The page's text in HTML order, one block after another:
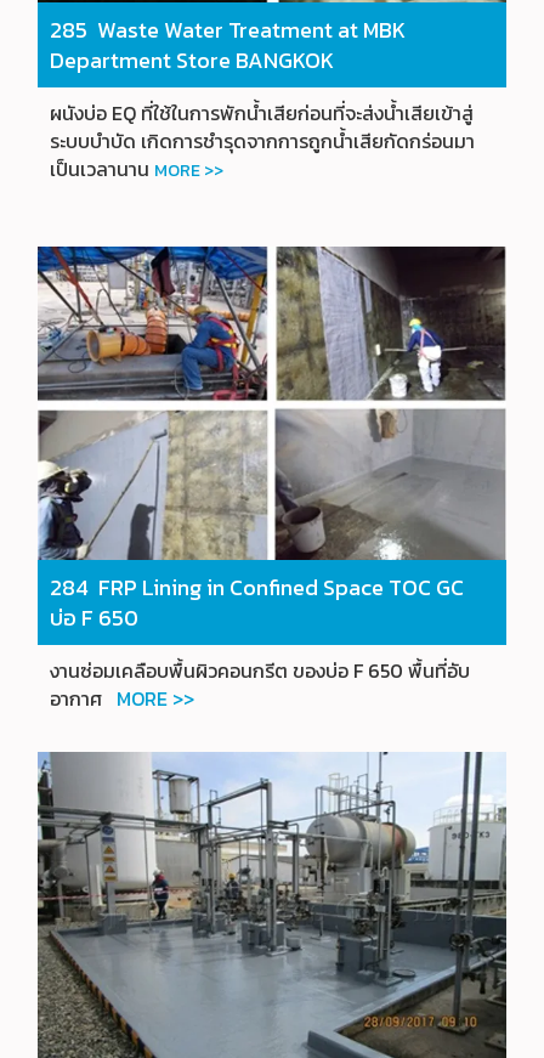
285 Waste Water Treatment at MBK
Department Store BANGKOK
ผนังบ่อ EQ ที่ใช้ในการพักน้ำเสียก่อนที่จะส่งน้ำเสียเข้าสู่
ระบบบำบัด เกิดการชำรุดจากการถูกน้ำเสียกัดกร่อนมา
เป็นเวลานาน MORE >>
284 FRP Lining in Confined Space TOC GC
บ่อ F 650
งานซ่อมเคลือบพื้นผิวคอนกรีต ของบ่อ F 650 พื้นที่อับ
อากาศ MORE >>